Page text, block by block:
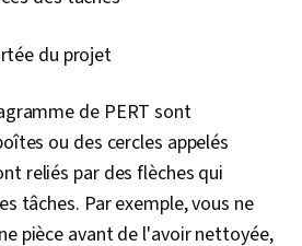
du projet
de PERT sont
ou des cercles appelés
reliés par des flèches qui
tâches. Par exemple, vous ne
pièce avant de l'avoir nettoyée,